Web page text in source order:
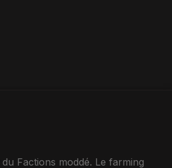
du Factions moddé. Le farming